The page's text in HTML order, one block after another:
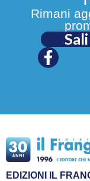
Rimani
EDIZIONI IL